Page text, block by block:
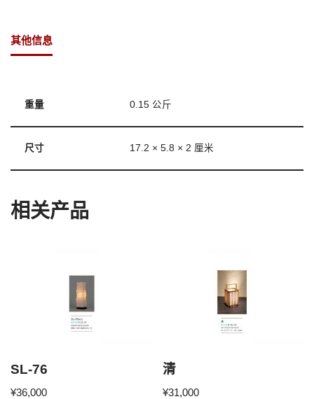
其他信息
重量 0.15 公斤
尺寸 17.2 × 5.8 × 2 厘米
相关产品
SL-76
¥36,000
清
¥31,000